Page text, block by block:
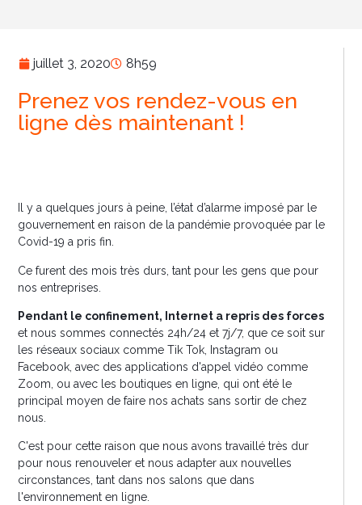
juillet 3, 2020 8h59
Prenez vos rendez-vous en
ligne dès maintenant !
Il y a quelques jours à peine, l’état d’alarme imposé par le
gouvernement en raison de la pandémie provoquée par le
Covid-19 a pris fin.
Ce furent des mois très durs, tant pour les gens que pour
nos entreprises.
Pendant le confinement, Internet a repris des forces
et nous sommes connectés 24h/24 et 7j/7, que ce soit sur
les réseaux sociaux comme Tik Tok, Instagram ou
Facebook, avec des applications d'appel vidéo comme
Zoom, ou avec les boutiques en ligne, qui ont été le
principal moyen de faire nos achats sans sortir de chez
nous.
C'est pour cette raison que nous avons travaillé très dur
pour nous renouveler et nous adapter aux nouvelles
circonstances, tant dans nos salons que dans
l'environnement en ligne.